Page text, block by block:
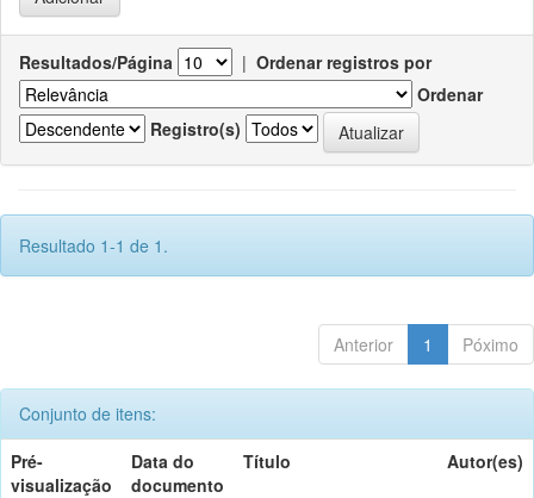
Resultados/Página | Ordenar registros por
Ordenar
Registro(s)
Resultado 1-1 de 1.
Anterior 1 Póximo
Conjunto de itens:
Pré-
visualização
Data do
documento
Título Autor(es)